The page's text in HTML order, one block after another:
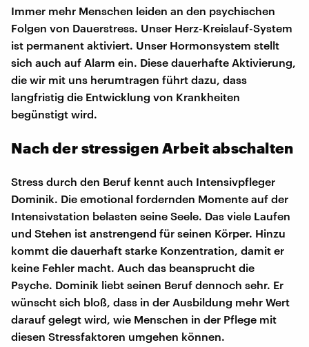
Immer mehr Menschen leiden an den psychischen
Folgen von Dauerstress. Unser Herz-Kreislauf-System
ist permanent aktiviert. Unser Hormonsystem stellt
sich auch auf Alarm ein. Diese dauerhafte Aktivierung,
die wir mit uns herumtragen führt dazu, dass
langfristig die Entwicklung von Krankheiten
begünstigt wird.
Nach der stressigen Arbeit abschalten
Stress durch den Beruf kennt auch Intensivpfleger
Dominik. Die emotional fordernden Momente auf der
Intensivstation belasten seine Seele. Das viele Laufen
und Stehen ist anstrengend für seinen Körper. Hinzu
kommt die dauerhaft starke Konzentration, damit er
keine Fehler macht. Auch das beansprucht die
Psyche. Dominik liebt seinen Beruf dennoch sehr. Er
wünscht sich bloß, dass in der Ausbildung mehr Wert
darauf gelegt wird, wie Menschen in der Pflege mit
diesen Stressfaktoren umgehen können.